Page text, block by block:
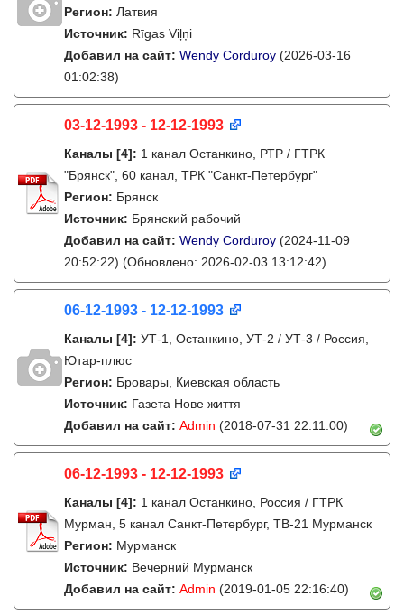
Регион: Латвия
Источник: Rīgas Viļņi
Добавил на сайт: Wendy Corduroy (2026-03-16
01:02:38)
03-12-1993 - 12-12-1993
Каналы [4]: 1 канал Останкино, РТР / ГТРК
"Брянск", 60 канал, ТРК "Санкт-Петербург"
Регион: Брянск
Источник: Брянский рабочий
Добавил на сайт: Wendy Corduroy (2024-11-09
20:52:22) (Обновлено: 2026-02-03 13:12:42)
06-12-1993 - 12-12-1993
Каналы [4]: УТ-1, Останкино, УТ-2 / УТ-3 / Россия,
Ютар-плюс
Регион: Бровары, Киевская область
Источник: Газета Нове життя
Добавил на сайт: Admin (2018-07-31 22:11:00)
06-12-1993 - 12-12-1993
Каналы [4]: 1 канал Останкино, Россия / ГТРК
Мурман, 5 канал Санкт-Петербург, ТВ-21 Мурманск
Регион: Мурманск
Источник: Вечерний Мурманск
Добавил на сайт: Admin (2019-01-05 22:16:40)